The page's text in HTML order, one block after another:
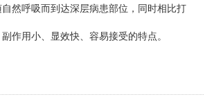
然呼吸而到达深层病患部位，同时相比打
作用小、显效快、容易接受的特点。